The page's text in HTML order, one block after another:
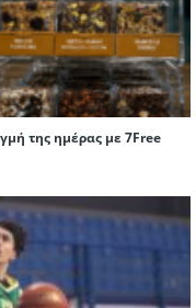
της ημέρας με 7Free